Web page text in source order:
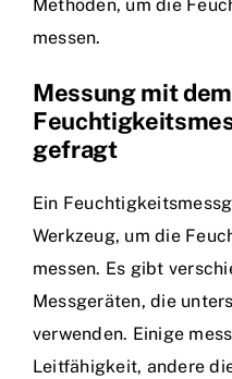
Methoden, um die
messen.
Messung mit dem
gefragt
Ein
Werkzeug, um die
messen. Es gibt
Messgeräten, die
verwenden. Einige
Leitfähigkeit, andere